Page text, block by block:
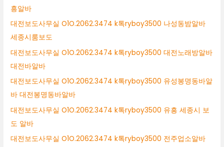
흥알바
대전보도사무실 O1O.2062.3474 k톡ryboy3500 나성동밤알바
세종시룸보도
대전보도사무실 O1O.2062.3474 k톡ryboy3500 대전노래방알바
대전바알바
대전보도사무실 O1O.2062.3474 k톡ryboy3500 유성봉명동바알
바 대전봉명동바알바
대전보도사무실 O1O.2062.3474 k톡ryboy3500 유흥 세종시 보
도 알바
대전보도사무실 O1O.2062.3474 k톡ryboy3500 전주업소알바